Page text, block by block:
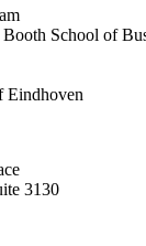
School of
Eindhoven
3130